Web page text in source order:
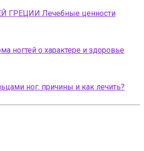
ГРЕЦИИ Лечебные ценности
ногтей о характере и здоровье
ног: причины и как лечить?